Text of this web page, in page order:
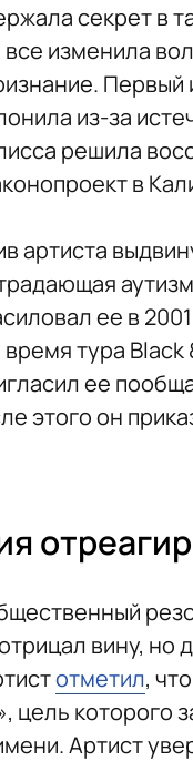
секрет в
изменила
из-за
решила
в
артиста
ее в
тура Black
ее
этого он
вину, но
отметил,
цель которого
Артист